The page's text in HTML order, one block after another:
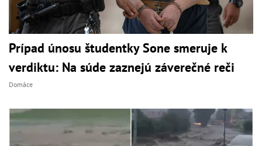
Prípad únosu študentky Sone smeruje k
verdiktu: Na súde zaznejú záverečné reči
Domáce